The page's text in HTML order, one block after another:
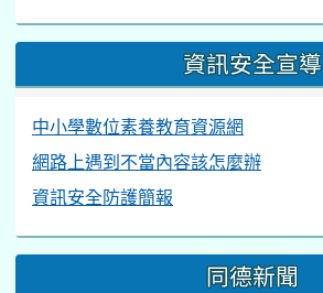
資訊安全宣導
中小學數位素養教育資源網
網路上遇到不當內容該怎麼辦
資訊安全防護簡報
同德新聞